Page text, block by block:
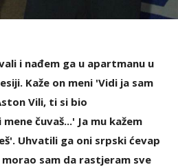
i nađem ga u apartmanu u
Kaže on meni 'Vidi ja sam
Vili, ti si bio
čuvaš...' Ja mu kažem
Uhvatili ga oni srpski ćevap
sam da rastjeram sve